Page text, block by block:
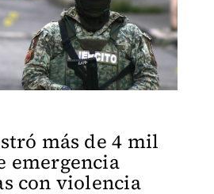
más de 4 mil
emergencia
con violencia